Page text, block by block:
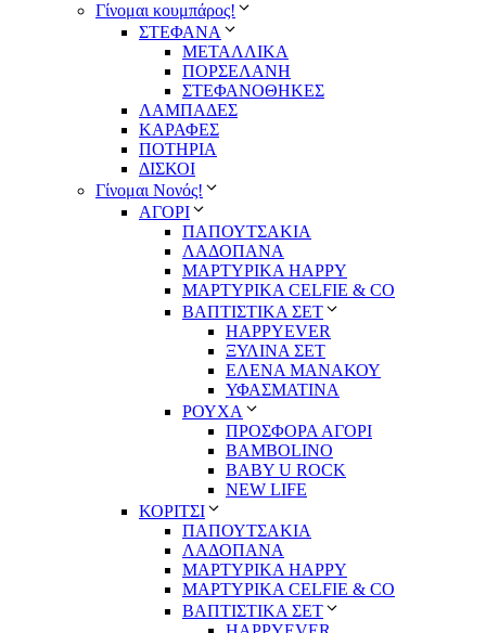
Γίνομαι κουμπάρος!
ΣΤΕΦΑΝΑ
ΜΕΤΑΛΛΙΚΑ
ΠΟΡΣΕΛΑΝΗ
ΣΤΕΦΑΝΟΘΗΚΕΣ
ΛΑΜΠΑΔΕΣ
ΚΑΡΑΦΕΣ
ΠΟΤΗΡΙΑ
ΔΙΣΚΟΙ
Γίνομαι Νονός!
ΑΓΟΡΙ
ΠΑΠΟΥΤΣΑΚΙΑ
ΛΑΔΟΠΑΝΑ
ΜΑΡΤΥΡΙΚΑ HAPPY
ΜΑΡΤΥΡΙΚΑ CELFIE & CO
ΒΑΠΤΙΣΤΙΚΑ ΣΕΤ
HAPPYEVER
ΞΥΛΙΝΑ ΣΕΤ
ΕΛΕΝΑ ΜΑΝΑΚΟΥ
ΥΦΑΣΜΑΤΙΝΑ
ΡΟΥΧΑ
ΠΡΟΣΦΟΡΑ ΑΓΟΡΙ
BAMBOLINO
BABY U ROCK
NEW LIFE
ΚΟΡΙΤΣΙ
ΠΑΠΟΥΤΣΑΚΙΑ
ΛΑΔΟΠΑΝΑ
ΜΑΡΤΥΡΙΚΑ HAPPY
ΜΑΡΤΥΡΙΚΑ CELFIE & CO
ΒΑΠΤΙΣΤΙΚΑ ΣΕΤ